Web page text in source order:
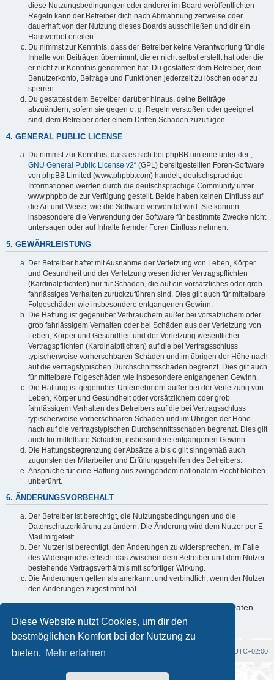
Diese Website nutzt Cookies, um dir den
bestmöglichen Komfort bei der Nutzung zu
bieten. Mehr erfahren
diese Nutzungsbedingungen oder anderer im Board veröffentlichten
Regeln kann der Betreiber dich nach Abmahnung zeitweise oder
dauerhaft von der Nutzung dieses Boards ausschließen und dir ein
Hausverbot erteilen.
Du nimmst zur Kenntnis, dass der Betreiber keine Verantwortung für die
Inhalte von Beiträgen übernimmt, die er nicht selbst erstellt hat oder die
er nicht zur Kenntnis genommen hat. Du gestattest dem Betreiber, dein
Benutzerkonto, Beiträge und Funktionen jederzeit zu löschen oder zu
sperren.
Du gestattest dem Betreiber darüber hinaus, deine Beiträge
abzuändern, sofern sie gegen o. g. Regeln verstoßen oder geeignet
sind, dem Betreiber oder einem Dritten Schaden zuzufügen.
4. GENERAL PUBLIC LICENSE
Du nimmst zur Kenntnis, dass es sich bei phpBB um eine unter der „
GNU General Public License v2“ (GPL) bereitgestellten Foren-Software
von phpBB Limited (www.phpbb.com) handelt; deutschsprachige
Informationen werden durch die deutschsprachige Community unter
www.phpbb.de zur Verfügung gestellt. Beide haben keinen Einfluss auf
die Art und Weise, wie die Software verwendet wird. Sie können
insbesondere die Verwendung der Software für bestimmte Zwecke nicht
untersagen oder auf Inhalte fremder Foren Einfluss nehmen.
5. GEWÄHRLEISTUNG
Der Betreiber haftet mit Ausnahme der Verletzung von Leben, Körper
und Gesundheit und der Verletzung wesentlicher Vertragspflichten
(Kardinalpflichten) nur für Schäden, die auf ein vorsätzliches oder grob
fahrlässiges Verhalten zurückzuführen sind. Dies gilt auch für mittelbare
Folgeschäden wie insbesondere entgangenen Gewinn.
Die Haftung ist gegenüber Verbrauchern außer bei vorsätzlichem oder
grob fahrlässigem Verhalten oder bei Schäden aus der Verletzung von
Leben, Körper und Gesundheit und der Verletzung wesentlicher
Vertragspflichten (Kardinalpflichten) auf die bei Vertragsschluss
typischerweise vorhersehbaren Schäden und im übrigen der Höhe nach
auf die vertragstypischen Durchschnittsschäden begrenzt. Dies gilt auch
für mittelbare Folgeschäden wie insbesondere entgangenen Gewinn.
Die Haftung ist gegenüber Unternehmern außer bei der Verletzung von
Leben, Körper und Gesundheit oder vorsätzlichem oder grob
fahrlässigem Verhalten des Betreibers auf die bei Vertragsschluss
typischerweise vorhersehbaren Schäden und im Übrigen der Höhe
nach auf die vertragstypischen Durchschnittsschäden begrenzt. Dies gilt
auch für mittelbare Schäden, insbesondere entgangenen Gewinn.
Die Haftungsbegrenzung der Absätze a bis c gilt sinngemäß auch
zugunsten der Mitarbeiter und Erfüllungsgehilfen des Betreibers.
Ansprüche für eine Haftung aus zwingendem nationalem Recht bleiben
unberührt.
6. ÄNDERUNGSVORBEHALT
Der Betreiber ist berechtigt, die Nutzungsbedingungen und die
Datenschutzerklärung zu ändern. Die Änderung wird dem Nutzer per E-
Mail mitgeteilt.
Der Nutzer ist berechtigt, den Änderungen zu widersprechen. Im Falle
des Widerspruchs erlischt das zwischen dem Betreiber und dem Nutzer
bestehende Vertragsverhältnis mit sofortiger Wirkung.
Die Änderungen gelten als anerkannt und verbindlich, wenn der Nutzer
den Änderungen zugestimmt hat.
Informationen über den Umgang mit deinen persönlichen Daten
sind in der Datenschutzerklärung enthalten.
Foren-Übersicht UTC+02:00
Powered byphpBB® Forum Software © phpBB Limited